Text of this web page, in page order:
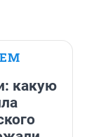
какую